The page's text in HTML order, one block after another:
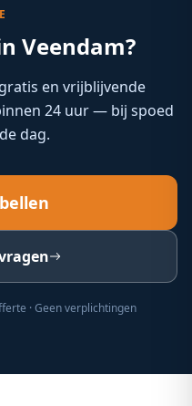
Veendam?
en vrijblijvende
24 uur — bij spoed
dag.
· Geen verplichtingen